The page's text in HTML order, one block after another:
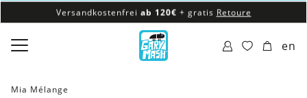
Versandkostenfrei ab 120€ + gratis Retoure
100% veganes & fair produziertes Sortiment
Versandkostenfreiab 120€
en
Mia Mélange